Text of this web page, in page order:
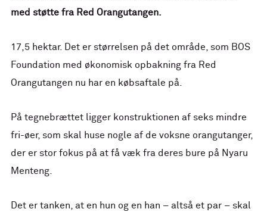
med støtte fra Red Orangutangen.
17,5 hektar. Det er størrelsen på det område, som BOS
Foundation med økonomisk opbakning fra Red
Orangutangen nu har en købsaftale på.
På tegnebrættet ligger konstruktionen af seks mindre
fri-øer, som skal huse nogle af de voksne orangutanger,
der er stor fokus på at få væk fra deres bure på Nyaru
Menteng.
Det er tanken, at en hun og en han – altså et par – skal